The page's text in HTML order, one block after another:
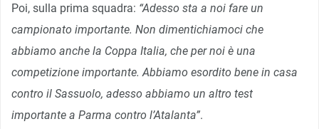
Poi, sulla prima squadra: “Adesso sta a noi fare un
campionato importante. Non dimentichiamoci che
abbiamo anche la Coppa Italia, che per noi è una
competizione importante. Abbiamo esordito bene in casa
contro il Sassuolo, adesso abbiamo un altro test
importante a Parma contro l’Atalanta”.